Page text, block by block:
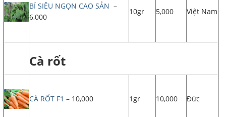
BÍ SIÊU NGỌN CAO SẢN –
6,000
10gr 5,000 Việt Nam
Cà rốt
CÀ RỐT F1 – 10,000 1gr 10,000 Đức